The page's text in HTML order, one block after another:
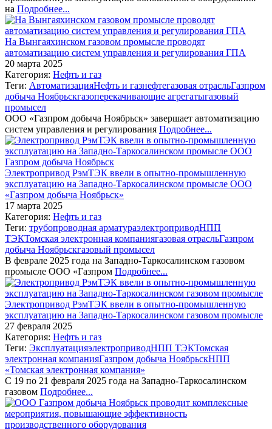
на Подробнее...
На Вынгаяхинском газовом промысле проводят
автоматизацию систем управления и регулирования ГПА
20 марта 2025
Категория: Нефть и газ
Теги: АвтоматизацияНефть и газнефтегазовая отрасльГазпром
добыча Ноябрьскгазоперекачивающие агрегатыгазовый
промысел
ООО «Газпром добыча Ноябрьск» завершает автоматизацию
систем управления и регулирования Подробнее...
Электропривод РэмТЭК ввели в опытно-промышленную
эксплуатацию на Западно-Таркосалинском промысле ООО
«Газпром добыча Ноябрьск»
17 марта 2025
Категория: Нефть и газ
Теги: трубопроводная арматураэлектроприводНПП
ТЭКТомская электронная компаниягазовая отрасльГазпром
добыча Ноябрьскгазовый промысел
В феврале 2025 года на Западно-Таркосалинском газовом
промысле ООО «Газпром Подробнее...
Электропривод РэмТЭК ввели в опытно-промышленную
эксплуатацию на Западно-Таркосалинском газовом промысле
27 февраля 2025
Категория: Нефть и газ
Теги: ЭксплуатацияэлектроприводНПП ТЭКТомская
электронная компанияГазпром добыча НоябрьскНПП
«Томская электронная компания»
С 19 по 21 февраля 2025 года на Западно-Таркосалинском
газовом Подробнее...